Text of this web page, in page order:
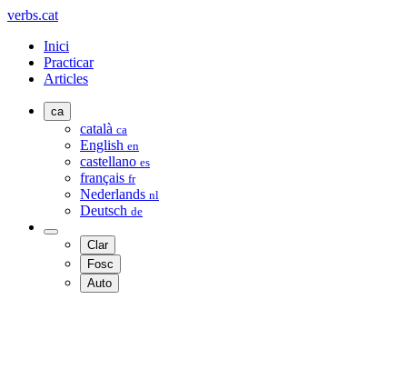
verbs.cat
Inici
Practicar
Articles
ca
català ca
English en
castellano es
français fr
Nederlands nl
Deutsch de
Clar
Fosc
Auto